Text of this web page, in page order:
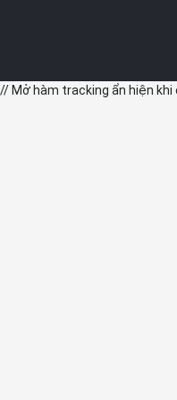
Apple Watch Series 10 với
chiếc đồng hồ thành một
// Mở hàm tracking ẩn hiện khi